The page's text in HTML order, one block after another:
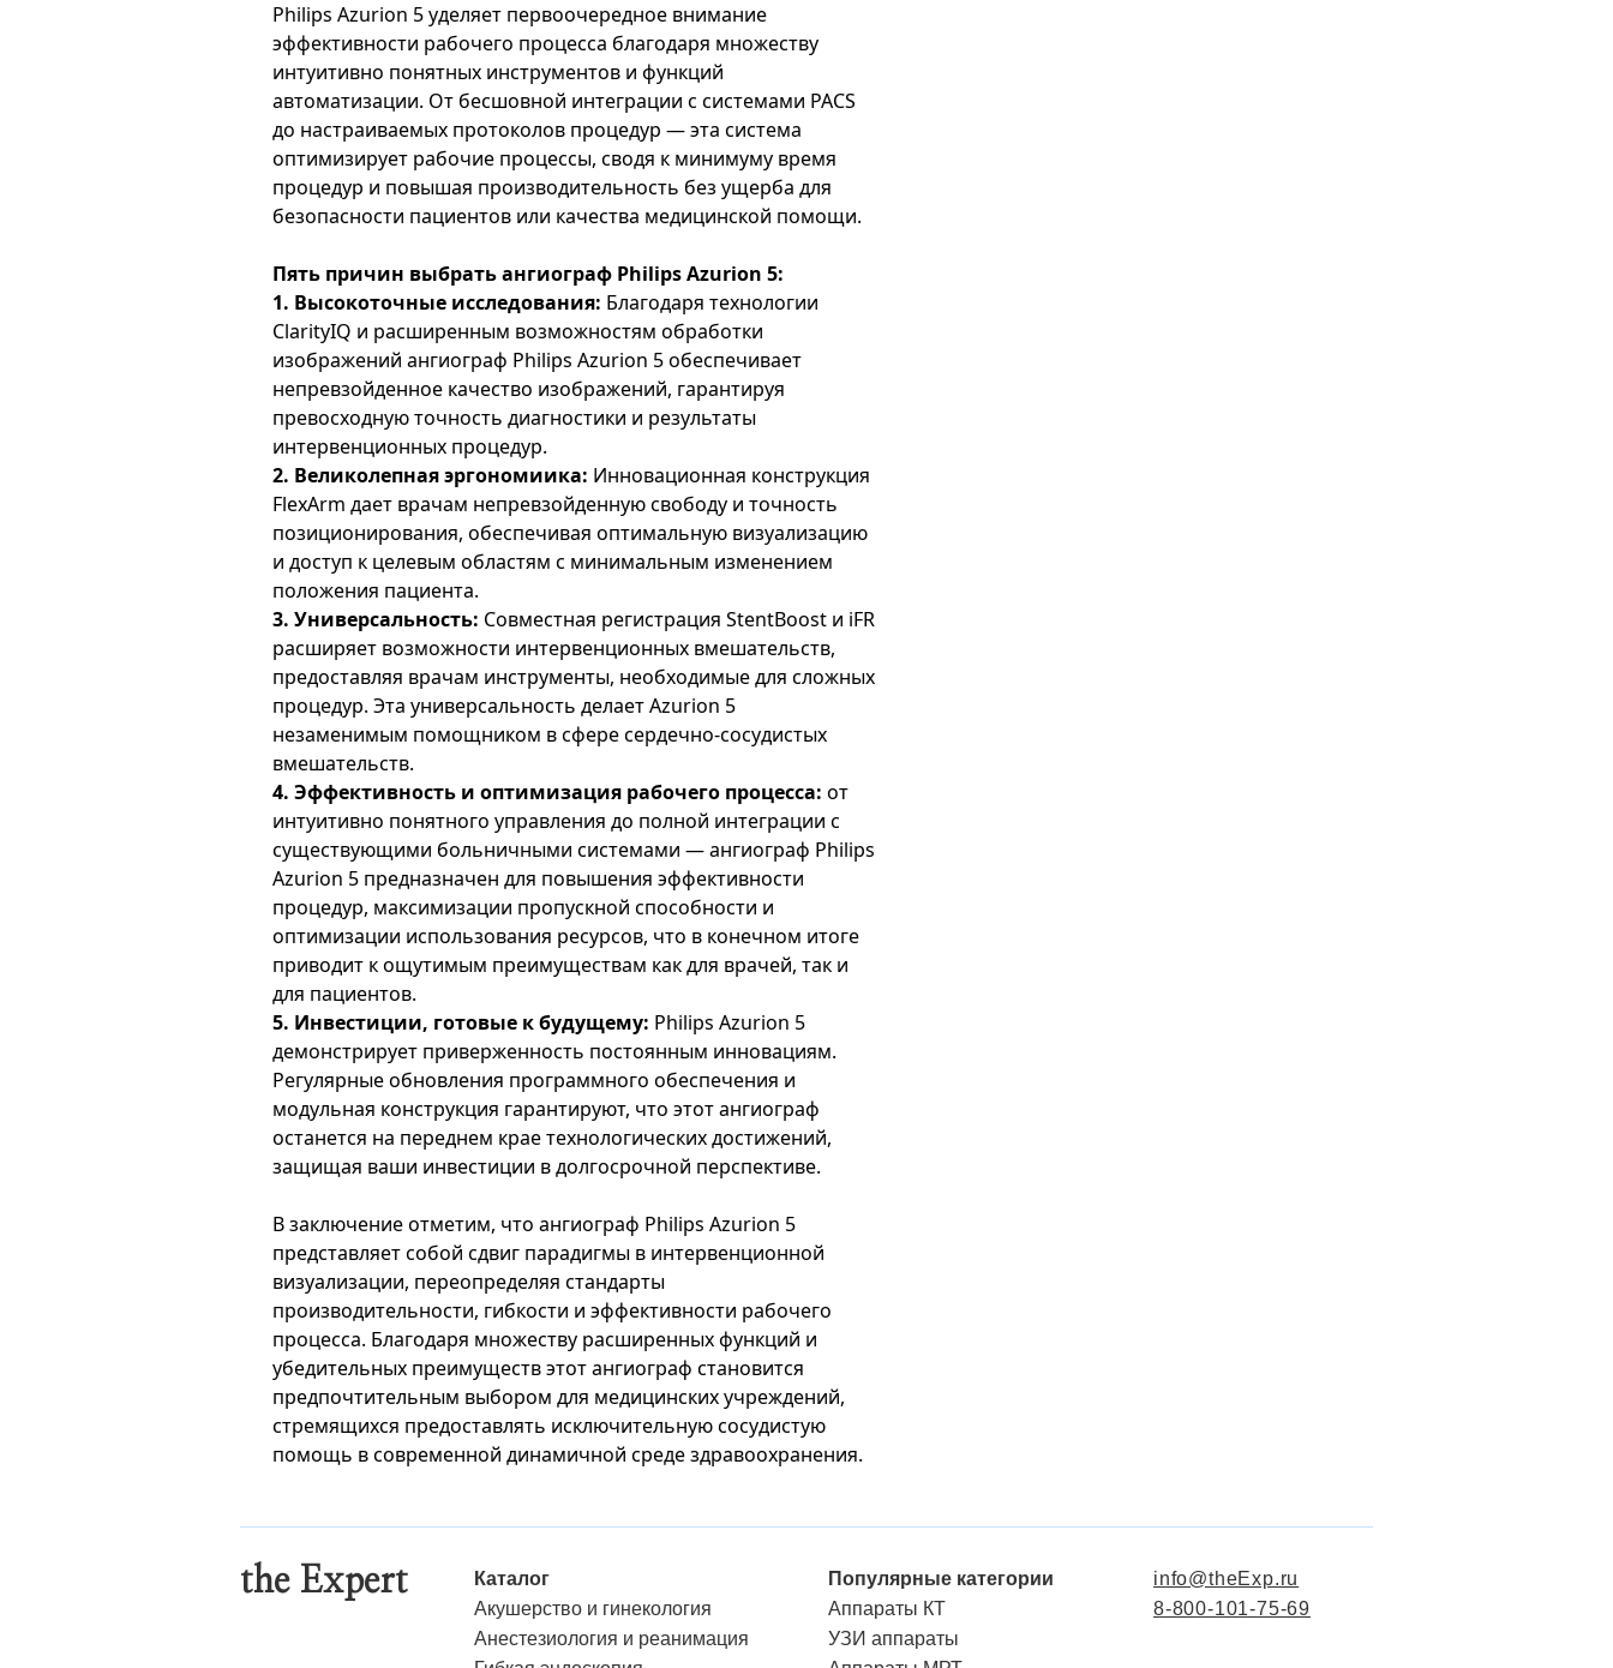
Philips Azurion 5 уделяет первоочередное внимание
эффективности рабочего процесса благодаря множеству
интуитивно понятных инструментов и функций
автоматизации. От бесшовной интеграции с системами PACS
до настраиваемых протоколов процедур — эта система
оптимизирует рабочие процессы, сводя к минимуму время
процедур и повышая производительность без ущерба для
безопасности пациентов или качества медицинской помощи.
Пять причин выбрать ангиограф Philips Azurion 5:
1. Высокоточные исследования: Благодаря технологии
ClarityIQ и расширенным возможностям обработки
изображений ангиограф Philips Azurion 5 обеспечивает
непревзойденное качество изображений, гарантируя
превосходную точность диагностики и результаты
интервенционных процедур.
2. Великолепная эргономиика: Инновационная конструкция
FlexArm дает врачам непревзойденную свободу и точность
позиционирования, обеспечивая оптимальную визуализацию
и доступ к целевым областям с минимальным изменением
положения пациента.
3. Универсальность: Совместная регистрация StentBoost и iFR
расширяет возможности интервенционных вмешательств,
предоставляя врачам инструменты, необходимые для сложных
процедур. Эта универсальность делает Azurion 5
незаменимым помощником в сфере сердечно-сосудистых
вмешательств.
4. Эффективность и оптимизация рабочего процесса: от
интуитивно понятного управления до полной интеграции с
существующими больничными системами — ангиограф Philips
Azurion 5 предназначен для повышения эффективности
процедур, максимизации пропускной способности и
оптимизации использования ресурсов, что в конечном итоге
приводит к ощутимым преимуществам как для врачей, так и
для пациентов.
5. Инвестиции, готовые к будущему: Philips Azurion 5
демонстрирует приверженность постоянным инновациям.
Регулярные обновления программного обеспечения и
модульная конструкция гарантируют, что этот ангиограф
останется на переднем крае технологических достижений,
защищая ваши инвестиции в долгосрочной перспективе.
В заключение отметим, что ангиограф Philips Azurion 5
представляет собой сдвиг парадигмы в интервенционной
визуализации, переопределяя стандарты
производительности, гибкости и эффективности рабочего
процесса. Благодаря множеству расширенных функций и
убедительных преимуществ этот ангиограф становится
предпочтительным выбором для медицинских учреждений,
стремящихся предоставлять исключительную сосудистую
помощь в современной динамичной среде здравоохранения.
the Expert
Каталог
Акушерство и гинекология
Анестезиология и реанимация
Популярные категории
Аппараты КТ
УЗИ аппараты
info@theExp.ru
8-800-101-75-69